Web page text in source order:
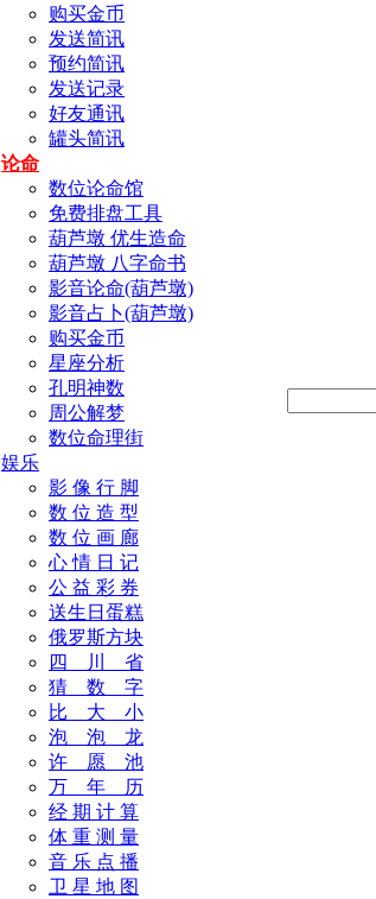
购买金币
发送简讯
预约简讯
发送记录
好友通讯
罐头简讯
论命
数位论命馆
免费排盘工具
葫芦墩 优生造命
葫芦墩 八字命书
影音论命(葫芦墩)
影音占卜(葫芦墩)
购买金币
星座分析
孔明神数
周公解梦
数位命理街
娱乐
影 像 行 脚
数 位 造 型
数 位 画 廊
心 情 日 记
公 益 彩 券
送生日蛋糕
俄罗斯方块
四 川 省
猜 数 字
比 大 小
泡 泡 龙
许 愿 池
万 年 历
经 期 计 算
体 重 测 量
音 乐 点 播
卫 星 地 图